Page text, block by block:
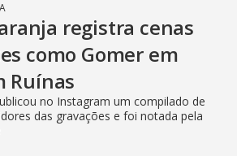
registra cenas
como Gomer em
Ruínas
no Instagram um compilado de
das gravações e foi notada pela